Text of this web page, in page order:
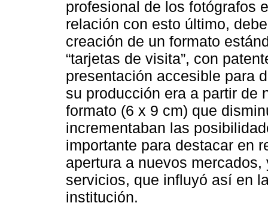
profesional de los fotógrafos
relación con esto último,
creación de un formato
“tarjetas de visita”, con
presentación accesible para
su producción era a partir de
formato (6 x 9 cm) que
incrementaban las
importante para destacar en
apertura a nuevos
servicios, que influyó así en
institución.